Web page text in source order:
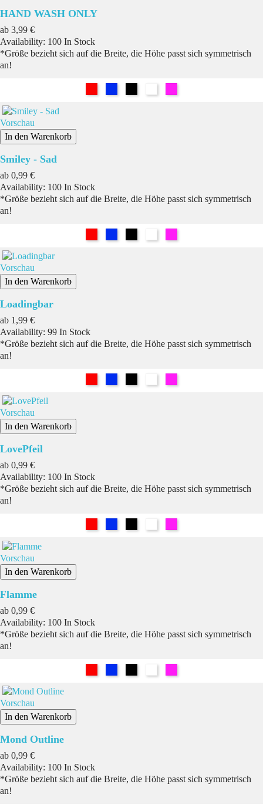
HAND WASH ONLY
ab Preis
3,99 €
Availability: 100 In Stock
*Größe bezieht sich auf die Breite, die Höhe passt sich symmetrisch
an!
Vorschau
In den Warenkorb
Smiley - Sad
ab Preis
0,99 €
Availability: 100 In Stock
*Größe bezieht sich auf die Breite, die Höhe passt sich symmetrisch
an!
Vorschau
In den Warenkorb
Loadingbar
ab Preis
1,99 €
Availability: 99 In Stock
*Größe bezieht sich auf die Breite, die Höhe passt sich symmetrisch
an!
Vorschau
In den Warenkorb
LovePfeil
ab Preis
0,99 €
Availability: 100 In Stock
*Größe bezieht sich auf die Breite, die Höhe passt sich symmetrisch
an!
Vorschau
In den Warenkorb
Flamme
ab Preis
0,99 €
Availability: 100 In Stock
*Größe bezieht sich auf die Breite, die Höhe passt sich symmetrisch
an!
Vorschau
In den Warenkorb
Mond Outline
ab Preis
0,99 €
Availability: 100 In Stock
*Größe bezieht sich auf die Breite, die Höhe passt sich symmetrisch
an!